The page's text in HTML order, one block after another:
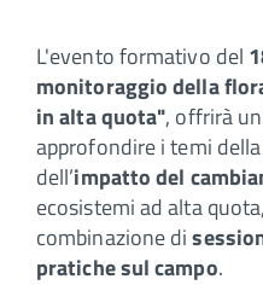
L'evento formativo del
monitoraggio della
in alta quota", offrirà
approfondire i temi della
dell’impatto del
ecosistemi ad alta
combinazione di
pratiche sul campo.